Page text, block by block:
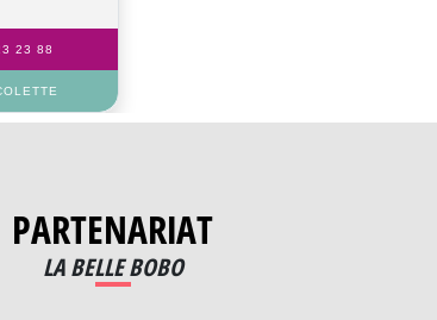
23 88
PARTENARIAT
LA BELLE BOBO